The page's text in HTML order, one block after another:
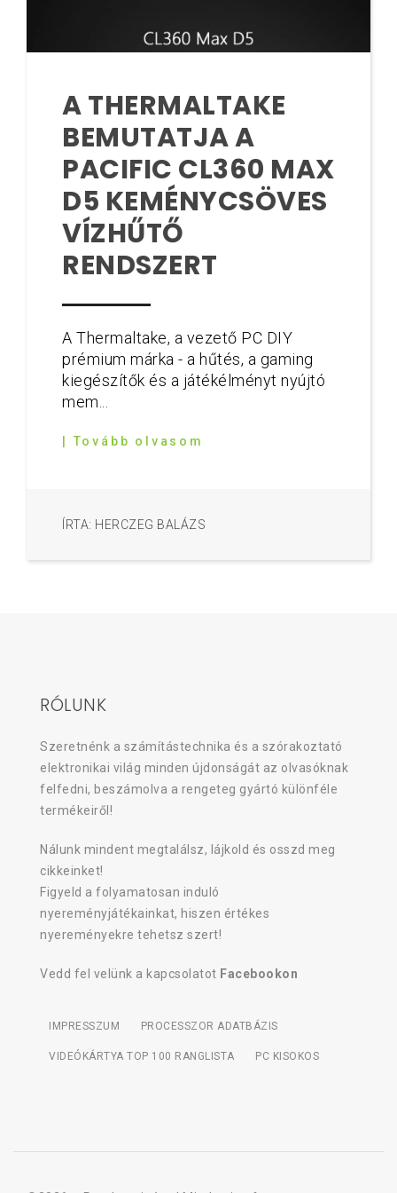
A THERMALTAKE
BEMUTATJA A
PACIFIC CL360 MAX
D5 KEMÉNYCSÖVES
VÍZHŰTŐ
RENDSZERT
A Thermaltake, a vezető PC DIY
prémium márka - a hűtés, a gaming
kiegészítők és a játékélményt nyújtó
mem...
| Tovább olvasom
ÍRTA: HERCZEG BALÁZS
RÓLUNK
Szeretnénk a számítástechnika és a szórakoztató
elektronikai világ minden újdonságát az olvasóknak
felfedni, beszámolva a rengeteg gyártó különféle
termékeiről!
Nálunk mindent megtalálsz, lájkold és osszd meg
cikkeinket!
Figyeld a folyamatosan induló
nyereményjátékainkat, hiszen értékes
nyereményekre tehetsz szert!
Vedd fel velünk a kapcsolatot Facebookon
IMPRESSZUM PROCESSZOR ADATBÁZIS
VIDEÓKÁRTYA TOP 100 RANGLISTA PC KISOKOS